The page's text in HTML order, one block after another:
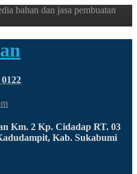
bahan dan jasa pembuatan
Km. 2 Kp. Cidadap RT. 03
Kab. Sukabumi